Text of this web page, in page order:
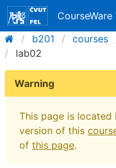
CourseWare
b201
courses
lab02
Warning
This page is located
version of this
of this page.